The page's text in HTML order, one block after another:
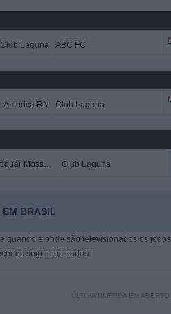
Club Laguna ABC FC
America RN Club Laguna
Potiguar Mossoró Club Laguna
EM BRASIL
quando e onde são televisionados os
os seguintes dados:
ÚLTIMA PARTIDA EM ABERTO